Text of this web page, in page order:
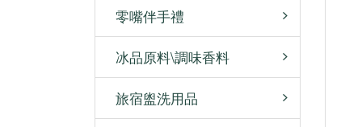
零嘴伴手禮
冰品原料\調味香料
旅宿盥洗用品